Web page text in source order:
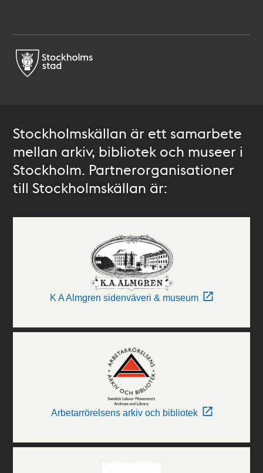
Stockholmskällan är ett samarbete
mellan arkiv, bibliotek och museer i
Stockholm. Partnerorganisationer
till Stockholmskällan är:
K A Almgren sidenväveri & museum
Arbetarrörelsens arkiv och bibliotek